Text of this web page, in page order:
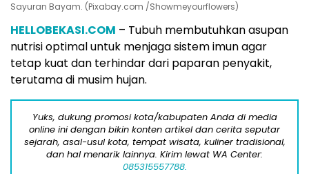
Sayuran Bayam. (Pixabay.com /Showmeyourflowers)
HELLOBEKASI.COM – Tubuh membutuhkan asupan
nutrisi optimal untuk menjaga sistem imun agar
tetap kuat dan terhindar dari paparan penyakit,
terutama di musim hujan.
Yuks, dukung promosi kota/kabupaten Anda di media
online ini dengan bikin konten artikel dan cerita seputar
sejarah, asal-usul kota, tempat wisata, kuliner tradisional,
dan hal menarik lainnya. Kirim lewat WA Center:
085315557788.